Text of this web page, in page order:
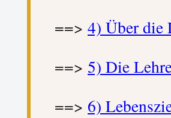
==> 4) Über die
==> 5) Die
==> 6)